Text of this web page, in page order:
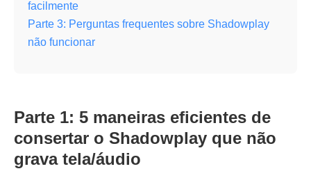
facilmente
Parte 3: Perguntas frequentes sobre Shadowplay
não funcionar
Parte 1: 5 maneiras eficientes de
consertar o Shadowplay que não
grava tela/áudio